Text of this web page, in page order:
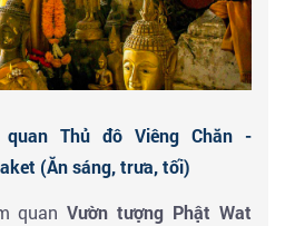
du lịch thácKuang Si- một
bậc nhất của xứ Thượng Lào,
ngọc bích. tự do tắm suối,
check in ruộng bậc thang
Sau đó dùng cơm trưa
nổi tiếng xứ Lào. Dùng cơm
quan Thủ đô Viêng Chăn -
(Ăn sáng, trưa, tối)
quanVườn tượng Phật Wat